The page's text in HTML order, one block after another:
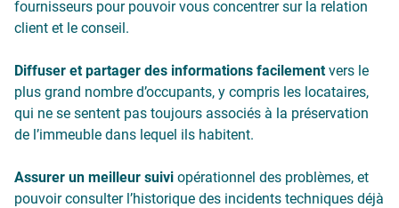
fournisseurs pour pouvoir vous concentrer sur la relation
client et le conseil.
Diffuser et partager des informations facilementvers le
plus grand nombre d’occupants, y compris les locataires,
qui ne se sentent pas toujours associés à la préservation
de l’immeuble dans lequel ils habitent.
Assurer un meilleur suivi opérationnel des problèmes, et
pouvoir consulter l’historique des incidents techniques déjà